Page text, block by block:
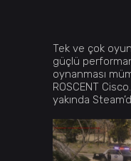
Tek ve çok
güçlü
oynanması
ROSCENT
yakında